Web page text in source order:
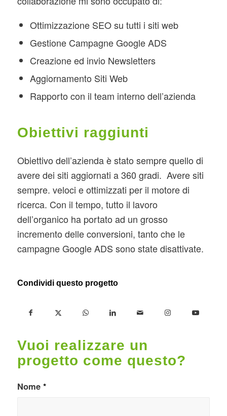
Ottimizzazione SEO su tutti i siti web
Gestione Campagne Google ADS
Creazione ed invio Newsletters
Aggiornamento Siti Web
Rapporto con il team interno dell’azienda
Obiettivi raggiunti
Obiettivo dell’azienda è stato sempre quello di
avere dei siti aggiornati a 360 gradi. Avere siti
sempre. veloci e ottimizzati per il motore di
ricerca. Con il tempo, tutto il lavoro
dell’organico ha portato ad un grosso
incremento delle conversioni, tanto che le
campagne Google ADS sono state disattivate.
Condividi questo progetto
Vuoi realizzare un
progetto come questo?
Nome *